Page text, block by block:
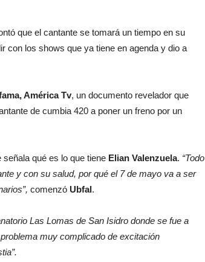
que el cantante se tomará un tiempo en su
con los shows que ya tiene en agenda y dio a
América Tv, un documento revelador que
de cumbia 420 a poner un freno por un
qué es lo que tiene Elian Valenzuela. “Todo
y con su salud, por qué el 7 de mayo va a ser
comenzó Ubfal.
Las Lomas de San Isidro donde se fue a
muy complicado de excitación